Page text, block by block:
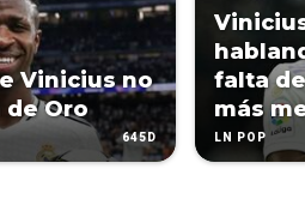
Vinicius no
Oro
645D
falta
más
LN POP